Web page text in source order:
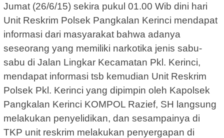
Jumat (26/6/15) sekira pukul 01.00 Wib dini hari
Unit Reskrim Polsek Pangkalan Kerinci mendapat
informasi dari masyarakat bahwa adanya
seseorang yang memiliki narkotika jenis sabu-
sabu di Jalan Lingkar Kecamatan Pkl. Kerinci,
mendapat informasi tsb kemudian Unit Reskrim
Polsek Pkl. Kerinci yang dipimpin oleh Kapolsek
Pangkalan Kerinci KOMPOL Razief, SH langsung
melakukan penyelidikan, dan sesampainya di
TKP unit reskrim melakukan penyergapan di